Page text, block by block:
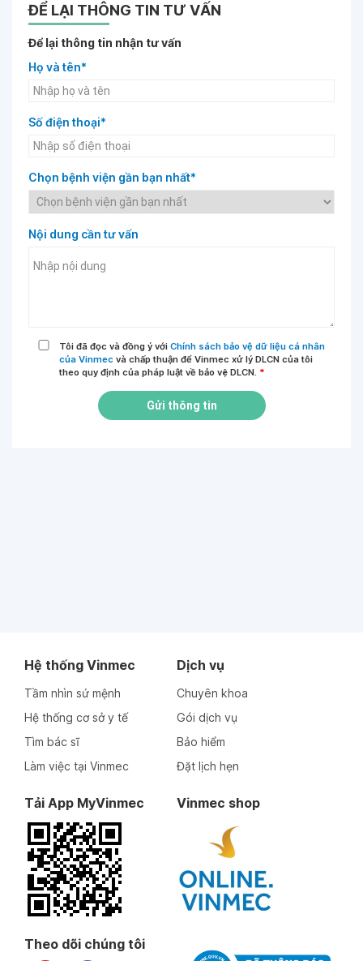
ĐỂ LẠI THÔNG TIN TƯ VẤN
Để lại thông tin nhận tư vấn
Họ và tên*
Số điện thoại*
Chọn bệnh viện gần bạn nhất*
Nội dung cần tư vấn
Tôi đã đọc và đồng ý với Chính sách bảo vệ dữ liệu cá nhân
của Vinmec và chấp thuận để Vinmec xử lý DLCN của tôi
theo quy định của pháp luật về bảo vệ DLCN. *
Gửi thông tin
Hệ thống Vinmec
Tầm nhìn sứ mệnh
Hệ thống cơ sở y tế
Tìm bác sĩ
Làm việc tại Vinmec
Dịch vụ
Chuyên khoa
Gói dịch vụ
Bảo hiểm
Đặt lịch hẹn
Tải App MyVinmec Vinmec shop
Theo dõi chúng tôi